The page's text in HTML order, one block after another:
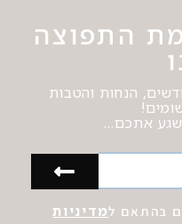
התפוצה
הנחות והטבות
אתכם…
בהתאם למדיניות